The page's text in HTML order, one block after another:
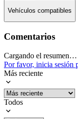
Vehículos compatibles
Comentarios
Cargando el resumen…
Por favor, inicia sesión
Más reciente
Todos